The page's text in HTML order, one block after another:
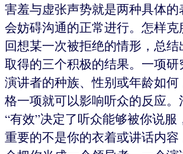
害羞与虚张声势就是两种具体
会妨碍沟通的正常进行。怎样克
回想某一次被拒绝的情形，总
取得的三个积极的结果。一项
演讲者的种族、性别或年龄如
格一项就可以影响听众的反应
“有效”决定了听众能够被你说服
重要的不是你的衣着或讲话内